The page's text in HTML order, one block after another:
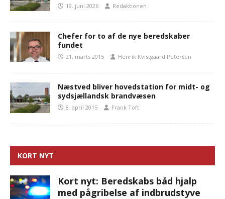
19. juni 2026 Redaktionen
Chefer for to af de nye beredskaber
fundet
21. marts 2015 Henrik Kvistgaard Petersen
Næstved bliver hovedstation for midt- og
sydsjællandsk brandvæsen
8. april 2015 Frank Toft
KORT NYT
Kort nyt: Beredskabs båd hjalp
med pågribelse af indbrudstyve